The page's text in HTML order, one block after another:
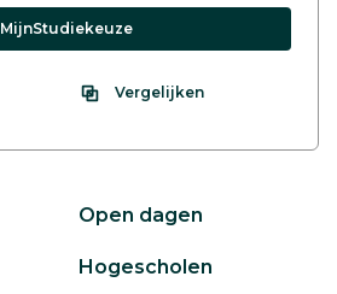
MijnStudiekeuze
Vergelijken
Open dagen
Hogescholen